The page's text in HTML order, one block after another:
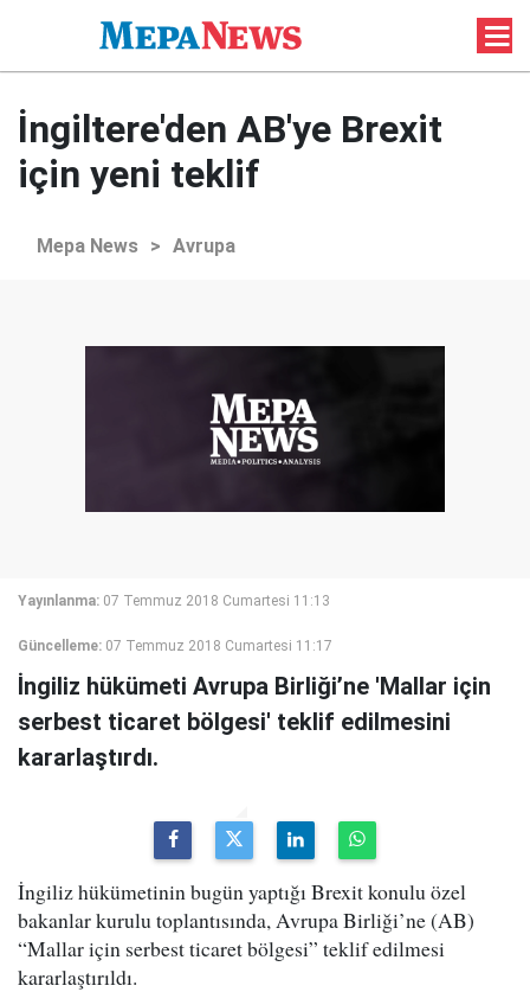
İngiltere'den AB'ye Brexit
için yeni teklif
Mepa News > Avrupa
Yayınlanma: 07 Temmuz 2018 Cumartesi 11:13
Güncelleme: 07 Temmuz 2018 Cumartesi 11:17
İngiliz hükümeti Avrupa Birliği’ne 'Mallar için
serbest ticaret bölgesi' teklif edilmesini
kararlaştırdı.
İngiliz hükümetinin bugün yaptığı Brexit konulu özel
bakanlar kurulu toplantısında, Avrupa Birliği’ne (AB)
“Mallar için serbest ticaret bölgesi” teklif edilmesi
kararlaştırıldı.